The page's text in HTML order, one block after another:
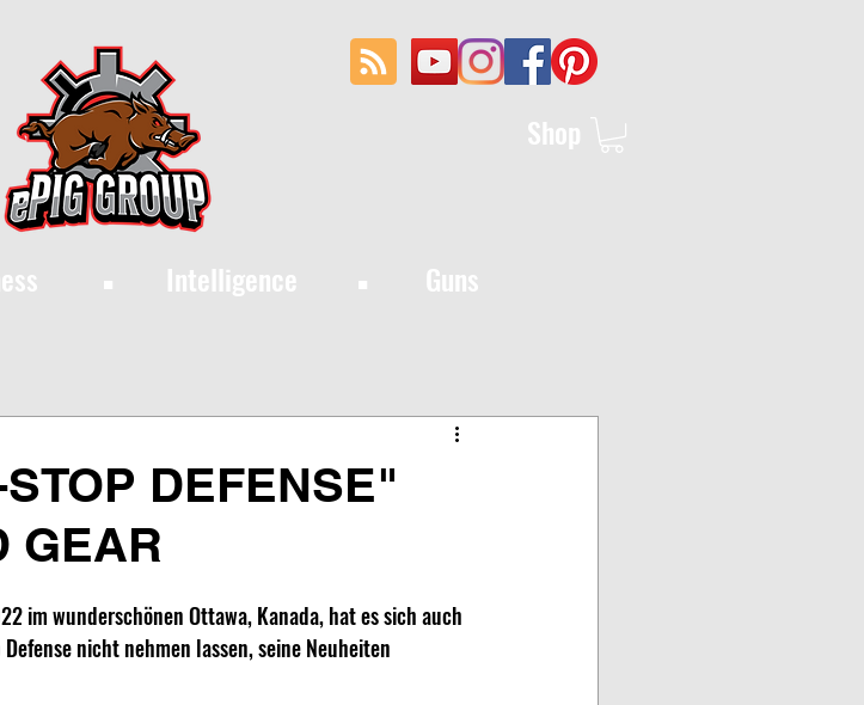
Shop
Intelligence Guns
·
·
DEFENSE"
GEAR
im wunderschönen Ottawa, Kanada, hat es sich auch
nicht nehmen lassen, seine Neuheiten